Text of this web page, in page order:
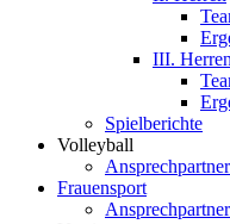
III. Herren
Spielberichte
Volleyball
Frauensport